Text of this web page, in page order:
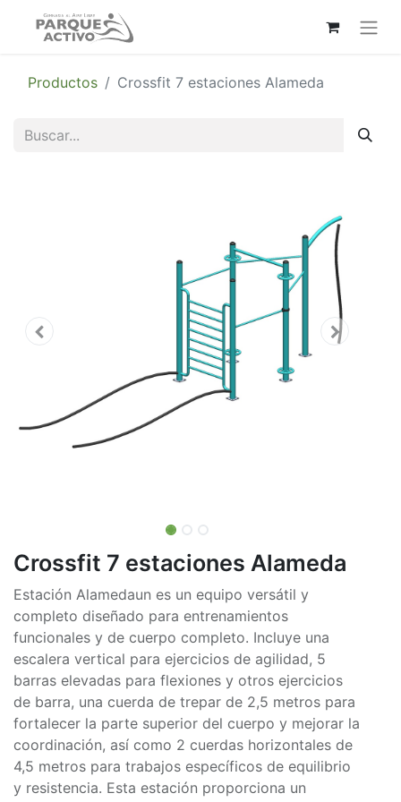
Productos Crossfit 7 estaciones Alameda
Crossfit 7 estaciones Alameda
Estación Alamedaun es un equipo versátil y
completo diseñado para entrenamientos
funcionales y de cuerpo completo. Incluye una
escalera vertical para ejercicios de agilidad, 5
barras elevadas para flexiones y otros ejercicios
de barra, una cuerda de trepar de 2,5 metros para
fortalecer la parte superior del cuerpo y mejorar la
coordinación, así como 2 cuerdas horizontales de
4,5 metros para trabajos específicos de equilibrio
y resistencia. Esta estación proporciona un